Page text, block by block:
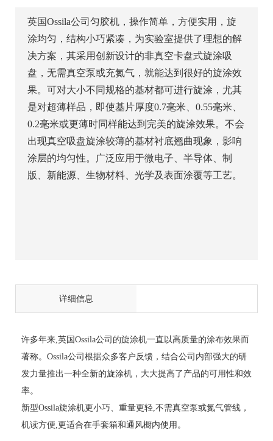
英国Ossila公司匀胶机，操作简单，方便实用，旋
涂均匀，结构小巧紧凑，为实验室提供了理想的解
决方案，其采用创新设计的非真空卡盘式旋涂吸
盘，无需真空泵或充氮气，就能达到很好的旋涂效
果。可对大小不同规格的基材都可进行旋涂，尤其
是对超薄样品，即使基片厚度0.7毫米、0.55毫米、
0.2毫米或更薄时同样能达到完美的旋涂效果。不会
出现真空吸盘旋涂较薄的基材衬底翘曲现象，影响
涂层的均匀性。广泛应用于微电子、半导体、制
版、新能源、生物材料、光学及表面涂覆等工艺。
详细信息
许多年来 英国Ossila公司的旋涂机一直以高质量的涂布效果而
著称。 Ossila公司根据众多客户反馈 ，结合公司内部强大的研
发力量推出一种全新的旋涂机，大大提高了产品的可用性和效
率。
新型Ossila旋涂机更小巧 重量更轻 不需真空泵或氮气管线，
机读方便 更适合在手套箱和通风橱内使用 。